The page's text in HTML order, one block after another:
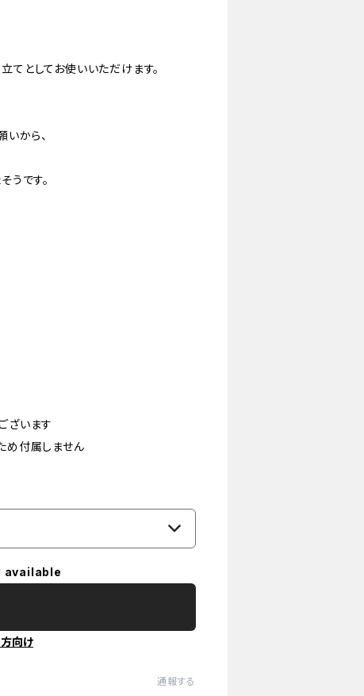
としてお使いいただけます。
から、
うです。
ざいます
め付属しません
available
向け
通報する